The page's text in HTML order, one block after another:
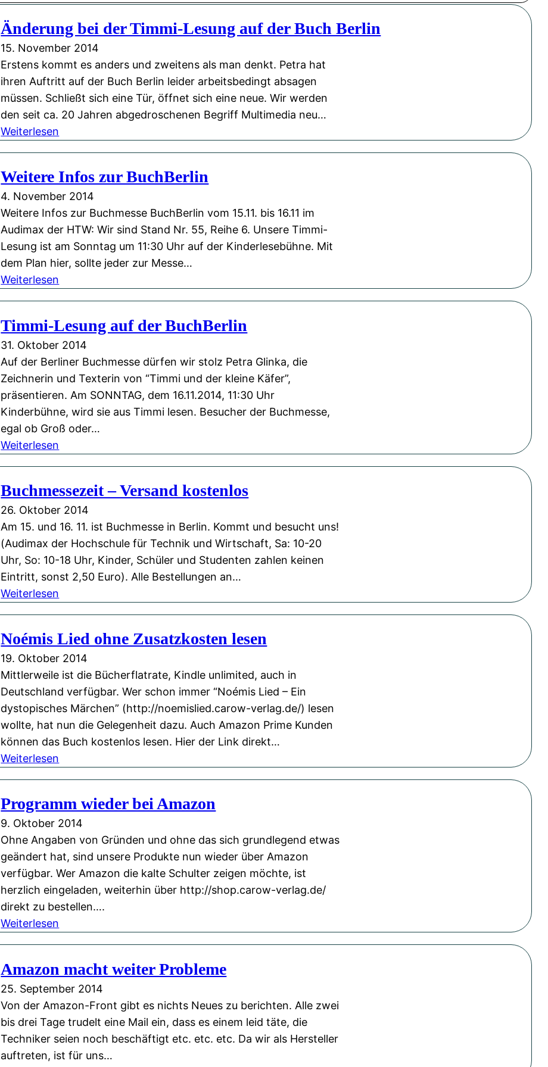
Änderung bei der Timmi-Lesung auf der Buch Berlin
15. November 2014
Erstens kommt es anders und zweitens als man denkt. Petra hat
ihren Auftritt auf der Buch Berlin leider arbeitsbedingt absagen
müssen. Schließt sich eine Tür, öffnet sich eine neue. Wir werden
den seit ca. 20 Jahren abgedroschenen Begriff Multimedia neu…
Weiterlesen
d
e
r
u
n
g
d
e
r
T
i
m
m
i
-
e
u
n
g
a
u
f
d
e
B
u
c
h
B
e
r
i
n
Weitere Infos zur BuchBerlin
4. November 2014
Weitere Infos zur Buchmesse BuchBerlin vom 15.11. bis 16.11 im
Audimax der HTW: Wir sind Stand Nr. 55, Reihe 6. Unsere Timmi-
Lesung ist am Sonntag um 11:30 Uhr auf der Kinderlesebühne. Mit
dem Plan hier, sollte jeder zur Messe…
Weiterlesen
i
t
e
r
e
I
n
z
u
r
B
u
c
h
B
r
i
n
Timmi-Lesung auf der BuchBerlin
31. Oktober 2014
Auf der Berliner Buchmesse dürfen wir stolz Petra Glinka, die
Zeichnerin und Texterin von “Timmi und der kleine Käfer”,
präsentieren. Am SONNTAG, dem 16.11.2014, 11:30 Uhr
Kinderbühne, wird sie aus Timmi lesen. Besucher der Buchmesse,
egal ob Groß oder…
Weiterlesen
m
m
i
-
L
e
g
a
u
f
d
e
r
B
u
h
B
e
r
l
i
n
Buchmessezeit – Versand kostenlos
26. Oktober 2014
Am 15. und 16. 11. ist Buchmesse in Berlin. Kommt und besucht uns!
(Audimax der Hochschule für Technik und Wirtschaft, Sa: 10-20
Uhr, So: 10-18 Uhr, Kinder, Schüler und Studenten zahlen keinen
Eintritt, sonst 2,50 Euro). Alle Bestellungen an…
Weiterlesen
c
h
m
e
s
s
e
t
–
V
e
r
s
a
n
d
o
s
t
e
n
l
Noémis Lied ohne Zusatzkosten lesen
19. Oktober 2014
Mittlerweile ist die Bücherflatrate, Kindle unlimited, auch in
Deutschland verfügbar. Wer schon immer “Noémis Lied – Ein
dystopisches Märchen” (http://noemislied.carow-verlag.de/) lesen
wollte, hat nun die Gelegenheit dazu. Auch Amazon Prime Kunden
können das Buch kostenlos lesen. Hier der Link direkt…
Weiterlesen
é
m
i
s
L
i
e
n
e
Z
u
s
a
Programm wieder bei Amazon
9. Oktober 2014
Ohne Angaben von Gründen und ohne das sich grundlegend etwas
geändert hat, sind unsere Produkte nun wieder über Amazon
verfügbar. Wer Amazon die kalte Schulter zeigen möchte, ist
herzlich eingeladen, weiterhin über http://shop.carow-verlag.de/
direkt zu bestellen….
Weiterlesen
o
g
r
a
m
m
Amazon macht weiter Probleme
25. September 2014
Von der Amazon-Front gibt es nichts Neues zu berichten. Alle zwei
bis drei Tage trudelt eine Mail ein, dass es einem leid täte, die
Techniker seien noch beschäftigt etc. etc. etc. Da wir als Hersteller
auftreten, ist für uns…